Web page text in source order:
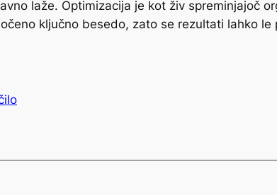
laže. Optimizacija je kot živ spreminjajoč
ključno besedo, zato se rezultati lahko